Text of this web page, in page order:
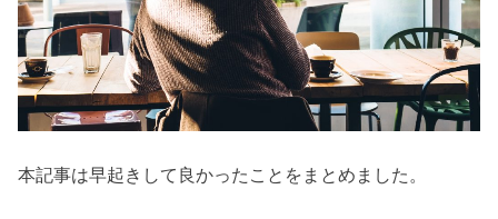
本記事は早起きして良かったことをまとめました。